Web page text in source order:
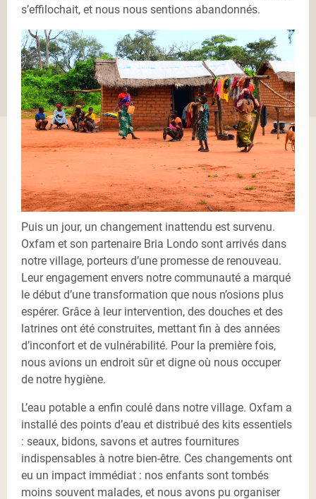
s’effilochait, et nous nous sentions abandonnés.
DSC_0131.JPG
Puis un jour, un changement inattendu est survenu.
Oxfam et son partenaire Bria Londo sont arrivés dans
notre village, porteurs d’une promesse de renouveau.
Leur engagement envers notre communauté a marqué
le début d’une transformation que nous n’osions plus
espérer. Grâce à leur intervention, des douches et des
latrines ont été construites, mettant fin à des années
d’inconfort et de vulnérabilité. Pour la première fois,
nous avions un endroit sûr et digne où nous occuper
de notre hygiène.
L’eau potable a enfin coulé dans notre village. Oxfam a
installé des points d’eau et distribué des kits essentiels
: seaux, bidons, savons et autres fournitures
indispensables à notre bien-être. Ces changements ont
eu un impact immédiat : nos enfants sont tombés
moins souvent malades, et nous avons pu organiser